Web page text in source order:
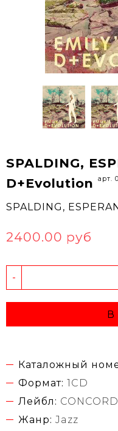
SPALDING,
D+Evolution
арт.
SPALDING,
2400.00 руб
-
В
Каталожный
Формат: 1CD
Лейбл: CONCORD
Жанр: Jazz